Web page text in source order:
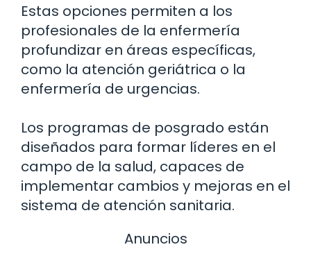
Estas opciones permiten a los
profesionales de la enfermería
profundizar en áreas específicas,
como la atención geriátrica o la
enfermería de urgencias.
Los programas de posgrado están
diseñados para formar líderes en el
campo de la salud, capaces de
implementar cambios y mejoras en el
sistema de atención sanitaria.
Anuncios